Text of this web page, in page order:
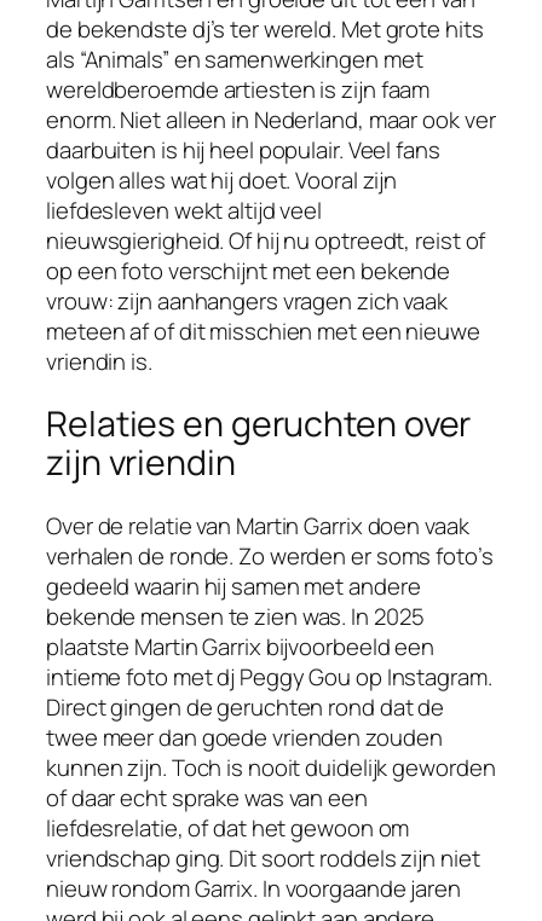
de bekendste dj’s ter wereld. Met grote hits
als “Animals” en samenwerkingen met
wereldberoemde artiesten is zijn faam
enorm. Niet alleen in Nederland, maar ook ver
daarbuiten is hij heel populair. Veel fans
volgen alles wat hij doet. Vooral zijn
liefdesleven wekt altijd veel
nieuwsgierigheid. Of hij nu optreedt, reist of
op een foto verschijnt met een bekende
vrouw: zijn aanhangers vragen zich vaak
meteen af of dit misschien met een nieuwe
vriendin is.
Relaties en geruchten over
zijn vriendin
Over de relatie van Martin Garrix doen vaak
verhalen de ronde. Zo werden er soms foto’s
gedeeld waarin hij samen met andere
bekende mensen te zien was. In 2025
plaatste Martin Garrix bijvoorbeeld een
intieme foto met dj Peggy Gou op Instagram.
Direct gingen de geruchten rond dat de
twee meer dan goede vrienden zouden
kunnen zijn. Toch is nooit duidelijk geworden
of daar echt sprake was van een
liefdesrelatie, of dat het gewoon om
vriendschap ging. Dit soort roddels zijn niet
nieuw rondom Garrix. In voorgaande jaren